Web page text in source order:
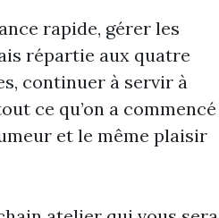
rapide, gérer les
répartie aux quatre
continuer à servir à
ce qu’on a commencé
et le même plaisir